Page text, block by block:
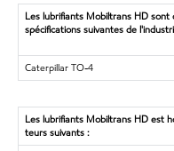
Les lubrifiants Mobiltrans HD sont
spécifications suivantes de
Caterpillar TO-4
Les lubrifiants Mobiltrans HD est
teurs suivants :